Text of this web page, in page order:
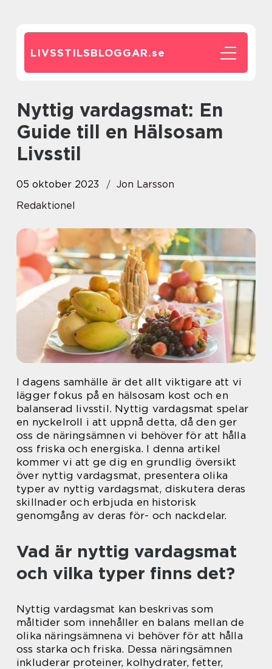
LIVSSTILSBLOGGAR.se
Nyttig vardagsmat: En
Guide till en Hälsosam
Livsstil
05 oktober 2023
Jon Larsson
Redaktionel
I dagens samhälle är det allt viktigare att vi
lägger fokus på en hälsosam kost och en
balanserad livsstil. Nyttig vardagsmat spelar
en nyckelroll i att uppnå detta, då den ger
oss de näringsämnen vi behöver för att hålla
oss friska och energiska. I denna artikel
kommer vi att ge dig en grundlig översikt
över nyttig vardagsmat, presentera olika
typer av nyttig vardagsmat, diskutera deras
skillnader och erbjuda en historisk
genomgång av deras för- och nackdelar.
Vad är nyttig vardagsmat
och vilka typer finns det?
Nyttig vardagsmat kan beskrivas som
måltider som innehåller en balans mellan de
olika näringsämnena vi behöver för att hålla
oss starka och friska. Dessa näringsämnen
inkluderar proteiner, kolhydrater, fetter,